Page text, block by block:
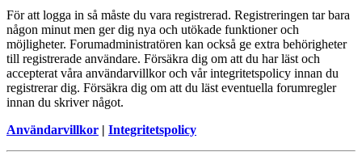
För att logga in så måste du vara registrerad. Registreringen tar bara
någon minut men ger dig nya och utökade funktioner och
möjligheter. Forumadministratören kan också ge extra behörigheter
till registrerade användare. Försäkra dig om att du har läst och
accepterat våra användarvillkor och vår integritetspolicy innan du
registrerar dig. Försäkra dig om att du läst eventuella forumregler
innan du skriver något.
Användarvillkor | Integritetspolicy